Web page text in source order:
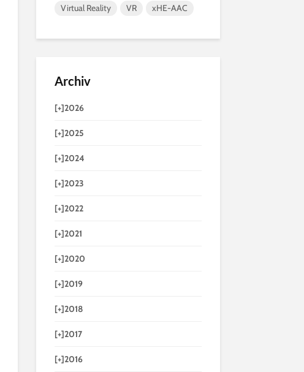
Virtual Reality
VR xHE-AAC
Archiv
[+]2026
[+]2025
[+]2024
[+]2023
[+]2022
[+]2021
[+]2020
[+]2019
[+]2018
[+]2017
[+]2016